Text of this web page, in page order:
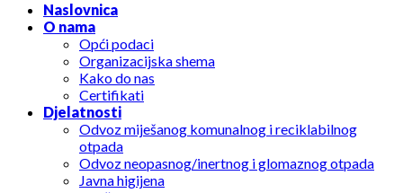
Naslovnica
O nama
Opći podaci
Organizacijska shema
Kako do nas
Certifikati
Djelatnosti
Odvoz miješanog komunalnog i reciklabilnog
otpada
Odvoz neopasnog/inertnog i glomaznog otpada
Javna higijena